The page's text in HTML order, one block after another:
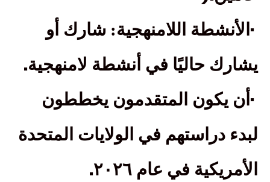
· الأنشطة اللامنهجية: شارك أو
يشارك حاليًا في أنشطة لامنهجية.
· أن يكون المتقدمون يخططون
لبدء دراستهم في الولايات المتحدة
الأمريكية في عام ٢٠٢٦
.